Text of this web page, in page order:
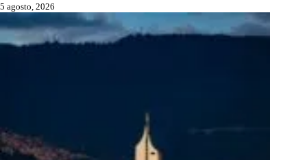
5 agosto, 2026